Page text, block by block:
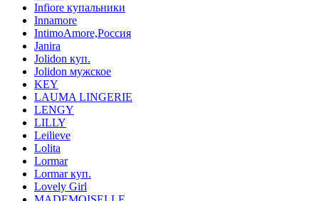
Infiore купальники
Innamore
IntimoAmore,Россия
Janira
Jolidon куп.
Jolidon мужское
KEY
LAUMA LINGERIE
LENGY
LILLY
Leilieve
Lolita
Lormar
Lormar куп.
Lovely Girl